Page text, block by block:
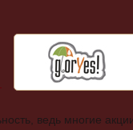
ведь многие